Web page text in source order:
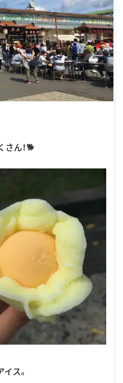
ん！🐕
ス。